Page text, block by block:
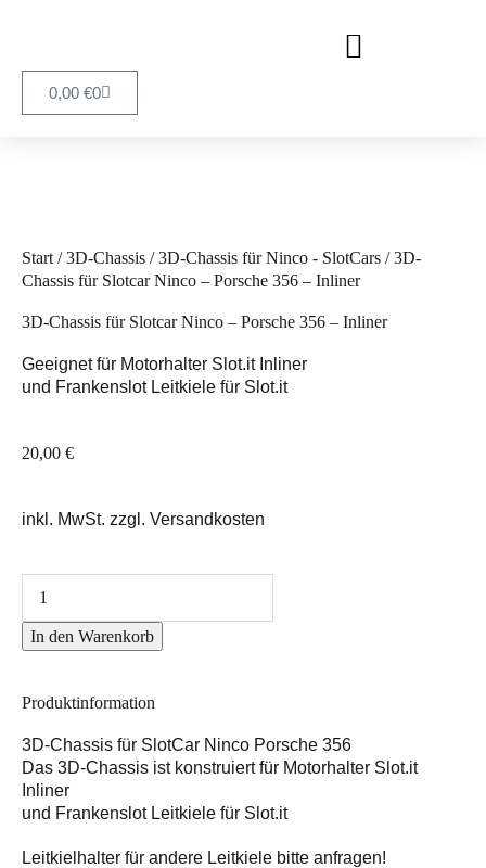
0,00 €0
Start /3D-Chassis /3D-Chassis für Ninco - SlotCars / 3D-
Chassis für Slotcar Ninco – Porsche 356 – Inliner
3D-Chassis für Slotcar Ninco – Porsche 356 – Inliner
Geeignet für Motorhalter Slot.it Inliner
und Frankenslot Leitkiele für Slot.it
20,00 €
inkl. MwSt. zzgl. Versandkosten
In den Warenkorb
Produktinformation
3D-Chassis für SlotCar Ninco Porsche 356
Das 3D-Chassis ist konstruiert für Motorhalter Slot.it
Inliner
und Frankenslot Leitkiele für Slot.it
Leitkielhalter für andere Leitkiele bitte anfragen!